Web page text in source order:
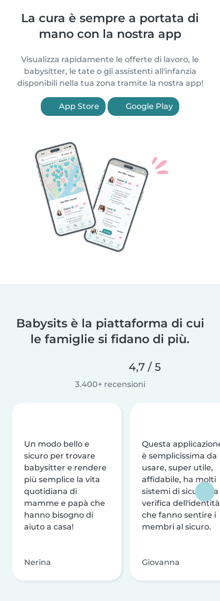
La cura è sempre a portata di
mano con la nostra app
Visualizza rapidamente le offerte di lavoro, le
babysitter, le tate o gli assistenti all'infanzia
disponibili nella tua zona tramite la nostra app!
App Store Google Play
Babysits è la piattaforma di cui
le famiglie si fidano di più.
4,7 / 5
3.400+ recensioni
Un modo bello e
sicuro per trovare
babysitter e rendere
più semplice la vita
quotidiana di
mamme e papà che
hanno bisogno di
aiuto a casa!
Nerina
Questa
è semplicissima da
usare, super utile,
affidabile, ha molti
sistemi di sicurezza
verifica dell'identità
che fanno sentire i
membri al sicuro.
Giovanna